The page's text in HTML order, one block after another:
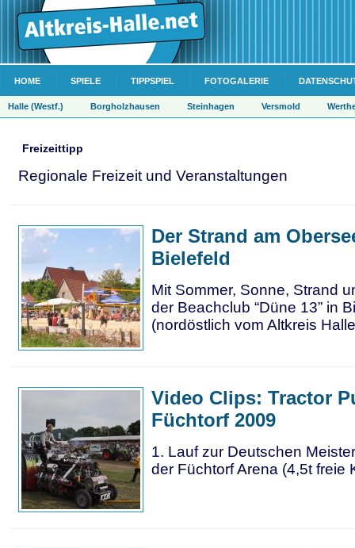
HOME SPIELE TIPPSPIEL FOTOGALERIE
Halle (Westf.) Borgholzhausen Steinhagen Versmold
Freizeittipp
Regionale Freizeit und Veranstaltungen
Der Strand am
Bielefeld
Mit Sommer, Sonne, Strand
der Beachclub “Düne 13” in
(nordöstlich vom Altkreis
Video Clips: Tractor
Füchtorf 2009
1. Lauf zur Deutschen
der Füchtorf Arena (4,5t freie